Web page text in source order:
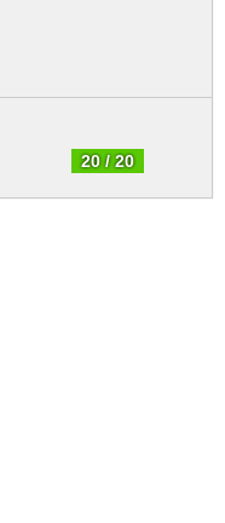
20 / 20